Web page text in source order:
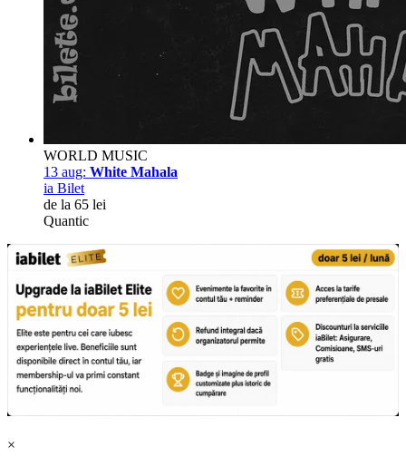
WORLD MUSIC
13 aug: White Mahala
ia Bilet
de la 65 lei
Quantic
×